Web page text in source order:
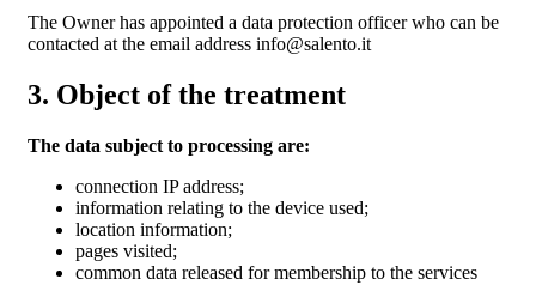
The Owner has appointed a data protection officer who can be
contacted at the email address info@salento.it
3. Object of the treatment
The data subject to processing are:
connection IP address;
information relating to the device used;
location information;
pages visited;
common data released for membership to the services